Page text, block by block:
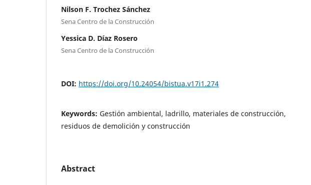
Nilson F. Trochez Sánchez
Sena Centro de la Construcción
Yessica D. Díaz Rosero
Sena Centro de la Construcción
DOI: https://doi.org/10.24054/bistua.v17i1.274
Keywords: Gestión ambiental, ladrillo, materiales de construcción,
residuos de demolición y construcción
Abstract